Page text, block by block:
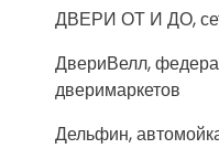
ДВЕРИ ОТ И ДО,
ДвериВелл,
дверимаркетов
Дельфин,